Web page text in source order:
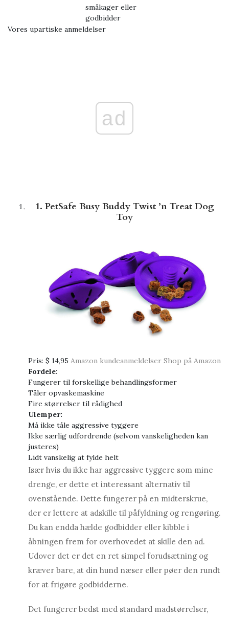
småkager eller
godbidder
Vores upartiske anmeldelser
ad
1. PetSafe Busy Buddy Twist ’n Treat Dog
Toy
Pris: $ 14,95 Amazon kundeanmeldelser Shop på Amazon
Fordele:
Fungerer til forskellige behandlingsformer
Tåler opvaskemaskine
Fire størrelser til rådighed
Ulemper:
Må ikke tåle aggressive tyggere
Ikke særlig udfordrende (selvom vanskeligheden kan
justeres)
Lidt vanskelig at fylde helt
Især hvis du ikke har aggressive tyggere som mine
drenge, er dette et interessant alternativ til
ovenstående. Dette fungerer på en midterskrue,
der er lettere at adskille til påfyldning og rengøring.
Du kan endda hælde godbidder eller kibble i
åbningen frem for overhovedet at skille den ad.
Udover det er det en ret simpel forudsætning og
kræver bare, at din hund næser eller pøer den rundt
for at frigøre godbidderne.
Det fungerer bedst med standard madstørrelser,